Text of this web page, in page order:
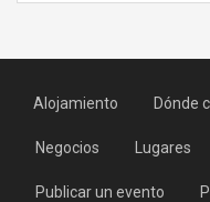
Alojamiento Dónde
Negocios Lugares
Publicar un evento